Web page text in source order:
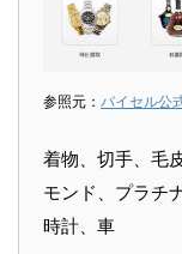
参照元： バイセル公
着物、切手、毛
モンド、プラチ
時計、車